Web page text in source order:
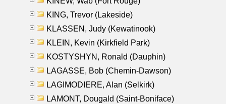
KING, Trevor (Lakeside)
KLASSEN, Judy (Kewatinook)
KLEIN, Kevin (Kirkfield Park)
KOSTYSHYN, Ronald (Dauphin)
LAGASSE, Bob (Chemin-Dawson)
LAGIMODIERE, Alan (Selkirk)
LAMONT, Dougald (Saint-Boniface)